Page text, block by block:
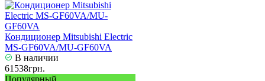
Кондиционер Mitsubishi Electric
MS-GF60VA/MU-GF60VA
В наличии
61538грн.
Популярный